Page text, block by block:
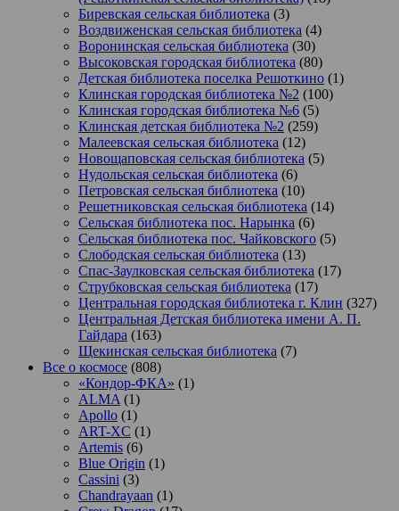
Биревская сельская библиотека (3)
Воздвиженская сельская библиотека (4)
Воронинская сельская библиотека (30)
Высоковская городская библиотека (80)
Детская библиотека поселка Решоткино (1)
Клинская городская библиотека №2 (100)
Клинская городская библиотека №6 (5)
Клинская детская библиотека №2 (259)
Малеевская сельская библиотека (12)
Новощаповская сельская библиотека (5)
Нудольская сельская библиотека (6)
Петровская сельская библиотека (10)
Решетниковская сельская библиотека (14)
Сельская библиотека пос. Нарынка (6)
Сельская библиотека пос. Чайковского (5)
Слободская сельская библиотека (13)
Спас-Заулковская сельская библиотека (17)
Струбковская сельская библиотека (17)
Центральная городская библиотека г. Клин (327)
Центральная Детская библиотека имени А. П.
Гайдара (163)
Щекинская сельская библиотека (7)
Все о космосе (808)
«Кондор-ФКА» (1)
ALMA (1)
Apollo (1)
ART-XC (1)
Artemis (6)
Blue Origin (1)
Cassini (3)
Chandrayaan (1)